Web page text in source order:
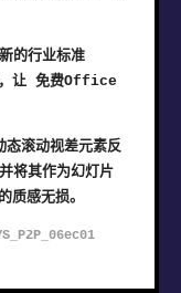
的行业标准
，让 免费Office
滚动视差元素反
将其作为幻灯片
质感无损。